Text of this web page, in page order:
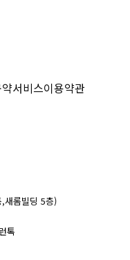
서비스이용약관
새롬빌딩 5층)
톡